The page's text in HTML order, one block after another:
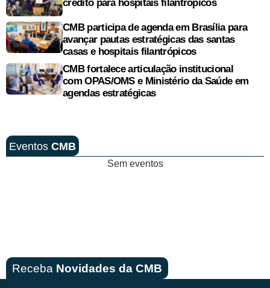
crédito para hospitais filantrópicos
CMB participa de agenda em Brasília para
avançar pautas estratégicas das santas
casas e hospitais filantrópicos
CMB fortalece articulação institucional
com OPAS/OMS e Ministério da Saúde em
agendas estratégicas
Eventos CMB
Sem eventos
Receba Novidades da CMB